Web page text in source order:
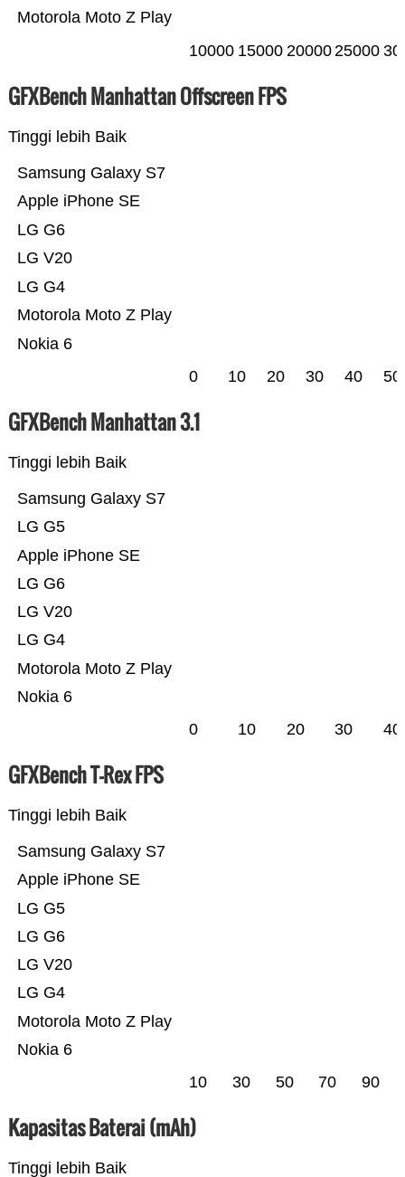
Motorola Moto Z Play
10000 15000 2000025000
GFXBench Manhattan Offscreen FPS
Tinggi lebih Baik
Nokia 6
Motorola Moto Z Play
LG G4
LG V20
LG G6
Apple iPhone SE
Samsung Galaxy S7
0 10 20 30 40 50
GFXBench Manhattan 3.1
Tinggi lebih Baik
Nokia 6
Motorola Moto Z Play
LG G4
LG V20
LG G6
Apple iPhone SE
LG G5
Samsung Galaxy S7
0 10 20 30 40
GFXBench T-Rex FPS
Tinggi lebih Baik
Nokia 6
Motorola Moto Z Play
LG G4
LG V20
LG G6
LG G5
Apple iPhone SE
Samsung Galaxy S7
10 30 50 70 90
Kapasitas Baterai (mAh)
Tinggi lebih Baik